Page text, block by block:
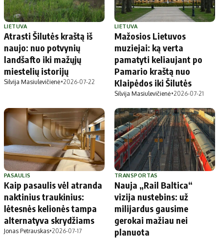
LIETUVA
Atrasti Šilutės kraštą iš
naujo: nuo potvynių
landšafto iki mažųjų
miestelių istorijų
Silvija Masiulevičienė•2026-07-22
LIETUVA
Mažosios Lietuvos
muziejai: ką verta
pamatyti keliaujant po
Pamario kraštą nuo
Klaipėdos iki Šilutės
Silvija Masiulevičienė•2026-07-21
PASAULIS
Kaip pasaulis vėl atranda
naktinius traukinius:
lėtesnės kelionės tampa
alternatyva skrydžiams
Jonas Petrauskas•2026-07-17
TRANSPORTAS
Nauja „Rail Baltica“
vizija nustebins: už
milijardus gausime
gerokai mažiau nei
planuota